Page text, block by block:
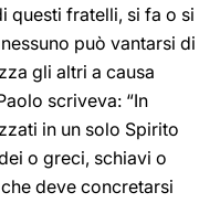
questi fratelli, si fa o si
può vantarsi di
gli altri a causa
scriveva: “In
in un solo Spirito
o greci, schiavi o
deve concretarsi